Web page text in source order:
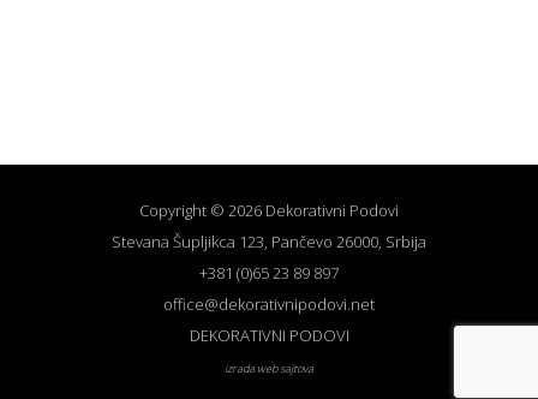
Copyright © 2026 Dekorativni Podovi
Stevana Šupljikca 123, Pančevo 26000, Srbija
+381 (0)65 23 89 897
office@dekorativnipodovi.net
DEKORATIVNI PODOVI
izrada web sajtova